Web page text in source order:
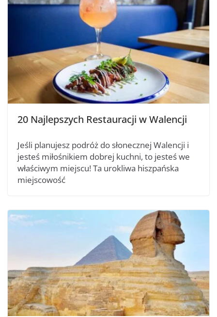
20 Najlepszych Restauracji w Walencji
Jeśli planujesz podróż do słonecznej Walencji i
jesteś miłośnikiem dobrej kuchni, to jesteś we
właściwym miejscu! Ta urokliwa hiszpańska
miejscowość